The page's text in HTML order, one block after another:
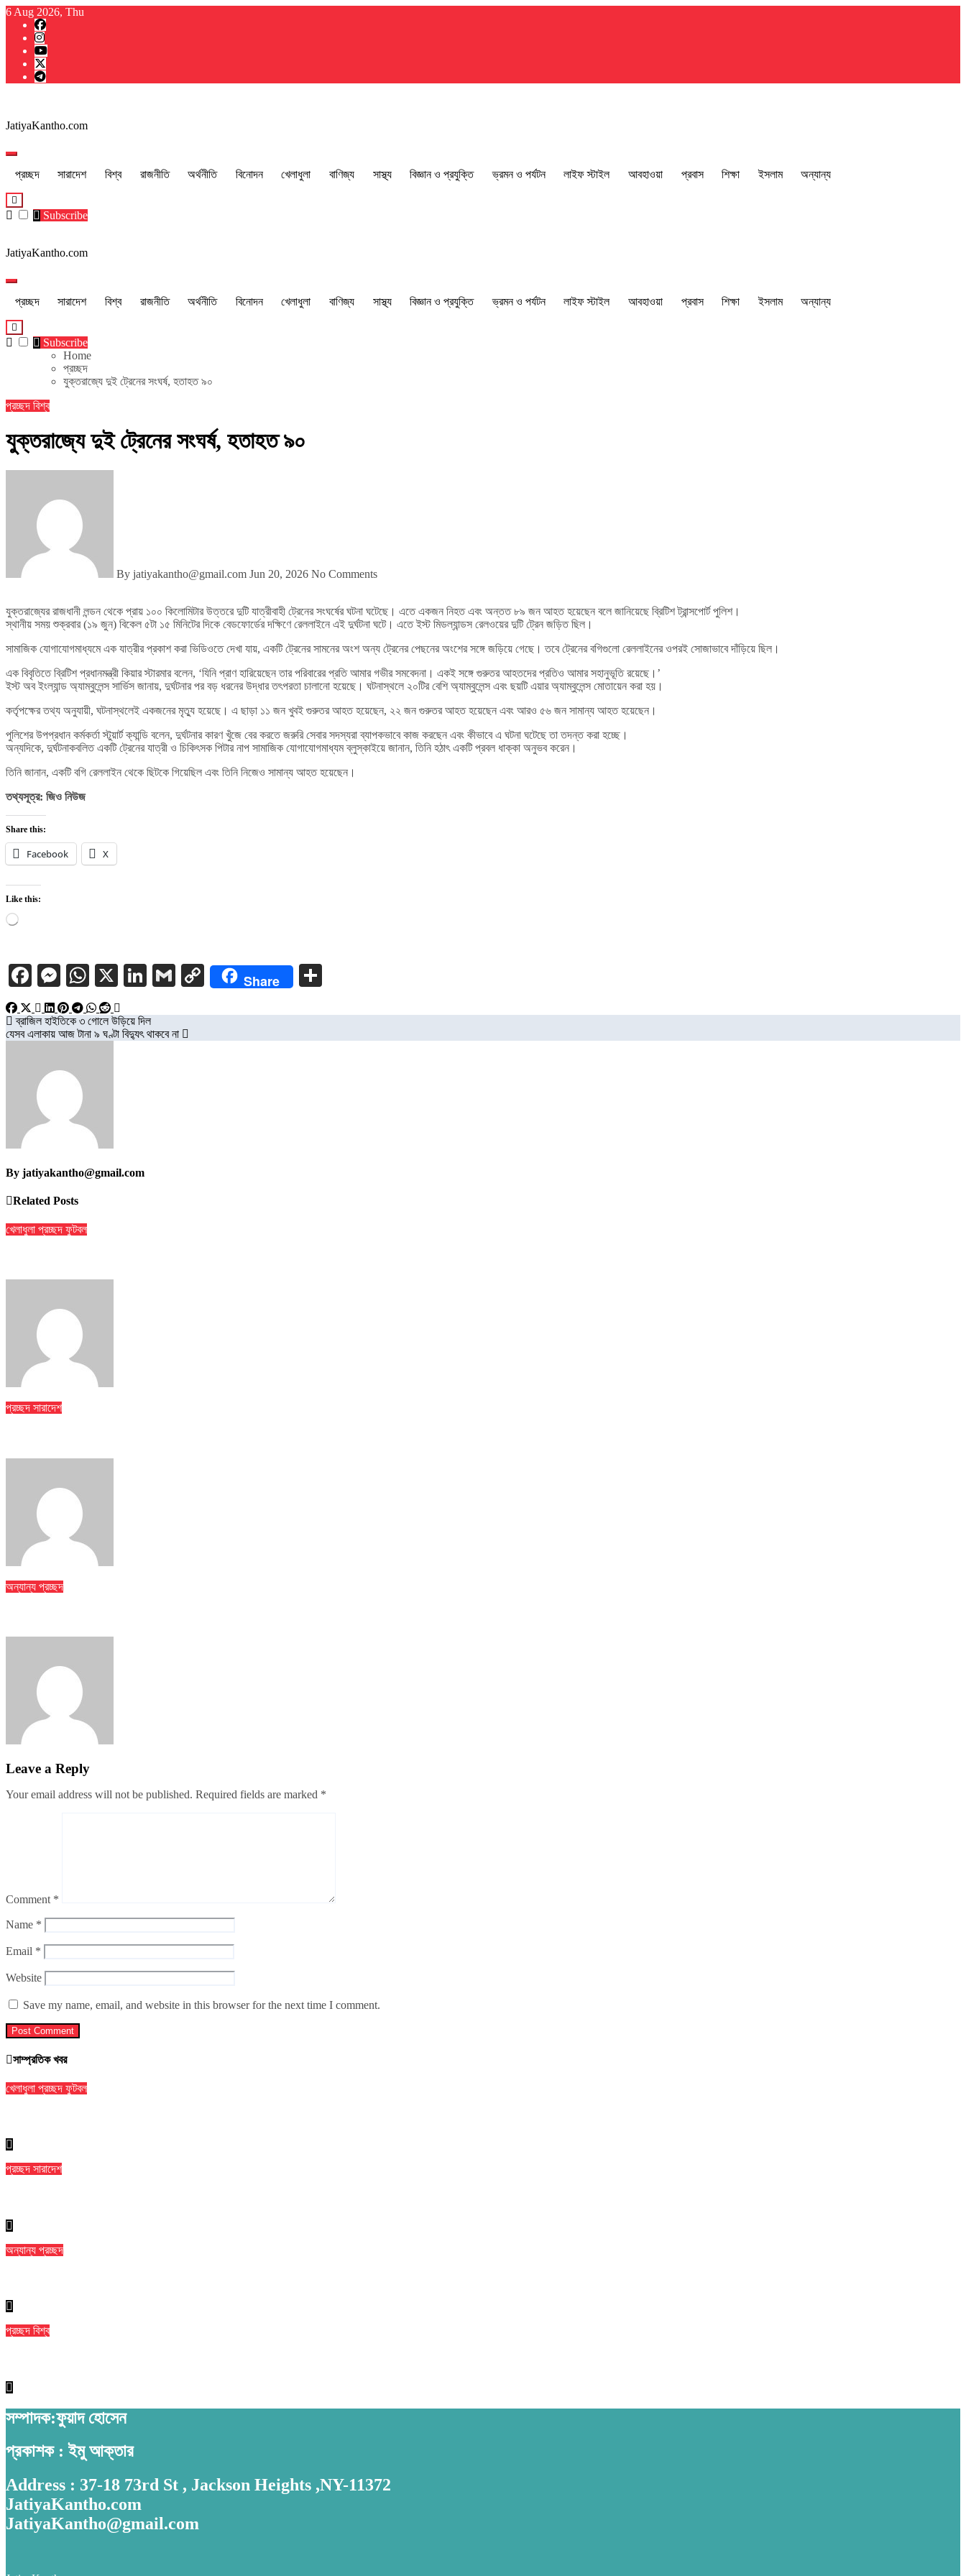
Skip
content
6 Aug 2026, Thu
JatiyaKantho.com
প্রচ্ছদ সারাদেশ বিশ্ব রাজনীতি অর্থনীতি বিনোদন খেলাধুলা বাণিজ্য সাস্থ্য বিজ্ঞান ও প্রযুক্তি ভ্রমন ও পর্যটন লাইফ স্টাইল আবহাওয়া প্রবাস শিক্ষা ইসলাম অন্যান্য
Subscribe
JatiyaKantho.com
প্রচ্ছদ সারাদেশ বিশ্ব রাজনীতি অর্থনীতি বিনোদন খেলাধুলা বাণিজ্য সাস্থ্য বিজ্ঞান ও প্রযুক্তি ভ্রমন ও পর্যটন লাইফ স্টাইল আবহাওয়া প্রবাস শিক্ষা ইসলাম অন্যান্য
Subscribe
Home
প্রচ্ছদ
যুক্তরাজ্যে দুই ট্রেনের সংঘর্ষ, হতাহত ৯০
প্রচ্ছদ বিশ্ব
যুক্তরাজ্যে দুই ট্রেনের সংঘর্ষ, হতাহত ৯০
By jatiyakantho@gmail.com Jun 20, 2026 No Comments
যুক্তরাজ্যের রাজধানী লন্ডন থেকে প্রায় ১০০ কিলোমিটার উত্তরে দুটি যাত্রীবাহী ট্রেনের সংঘর্ষের ঘটনা ঘটেছে। এতে একজন নিহত এবং অন্তত ৮৯ জন আহত হয়েছেন বলে জানিয়েছে ব্রিটিশ ট্রান্সপোর্ট পুলিশ।
স্থানীয় সময় শুক্রবার (১৯ ‍জুন) বিকেল ৫টা ১৫ মিনিটের দিকে বেডফোর্ডের দক্ষিণে রেললাইনে এই দুর্ঘটনা ঘটে। এতে ইস্ট মিডল্যান্ডস রেলওয়ের দুটি ট্রেন জড়িত ছিল।
সামাজিক যোগাযোগমাধ্যমে এক যাত্রীর প্রকাশ করা ভিডিওতে দেখা যায়, একটি ট্রেনের সামনের অংশ অন্য ট্রেনের পেছনের অংশের সঙ্গে জড়িয়ে গেছে। তবে ট্রেনের বগিগুলো রেললাইনের ওপরই সোজাভাবে দাঁড়িয়ে ছিল।
এক বিবৃতিতে ব্রিটিশ প্রধানমন্ত্রী কিয়ার স্টারমার বলেন, ‘যিনি প্রাণ হারিয়েছেন তার পরিবারের প্রতি আমার গভীর সমবেদনা। একই সঙ্গে গুরুতর আহতদের প্রতিও আমার সহানুভূতি রয়েছে।’
ইস্ট অব ইংল্যান্ড অ্যাম্বুলেন্স সার্ভিস জানায়, দুর্ঘটনার পর বড় ধরনের উদ্ধার তৎপরতা চালানো হয়েছে। ঘটনাস্থলে ২০টির বেশি অ্যাম্বুলেন্স এবং ছয়টি এয়ার অ্যাম্বুলেন্স মোতায়েন করা হয়।
কর্তৃপক্ষের তথ্য অনুযায়ী, ঘটনাস্থলেই একজনের মৃত্যু হয়েছে। এ ছাড়া ১১ জন খুবই গুরুতর আহত হয়েছেন, ২২ জন গুরুতর আহত হয়েছেন এবং আরও ৫৬ জন সামান্য আহত হয়েছেন।
পুলিশের উপপ্রধান কর্মকর্তা স্টুয়ার্ট ক্যান্ডি বলেন, দুর্ঘটনার কারণ খুঁজে বের করতে জরুরি সেবার সদস্যরা ব্যাপকভাবে কাজ করছেন এবং কীভাবে এ ঘটনা ঘটেছে তা তদন্ত করা হচ্ছে।
অন্যদিকে, দুর্ঘটনাকবলিত একটি ট্রেনের যাত্রী ও চিকিৎসক পিটার নাপ সামাজিক যোগাযোগমাধ্যম ব্লুস্কাইয়ে জানান, তিনি হঠাৎ একটি প্রবল ধাক্কা অনুভব করেন।
তিনি জানান, একটি বগি রেললাইন থেকে ছিটকে গিয়েছিল এবং তিনি নিজেও সামান্য আহত হয়েছেন।
তথ্যসূত্র: জিও নিউজ
Share this:
Facebook X
Like this:
Loading…
Facebook
Messenger
WhatsApp
X LinkedIn
GmailCopyShare
Post
navigation
ব্রাজিল হাইতিকে ৩ গোলে উড়িয়ে দিল
যেসব এলাকায় আজ টানা ৯ ঘণ্টা বিদ্যুৎ থাকবে না
By jatiyakantho@gmail.com
Related Posts
খেলাধুলা প্রচ্ছদ ফুটবল
প্রচ্ছদ সারাদেশ
অন্যান্য প্রচ্ছদ
Leave a Reply
Your email address will not be published. Required fields are marked *
Comment *
Name *
Email *
Website
Save my name, email, and website in this browser for the next time I comment.
সাম্প্রতিক খবর
খেলাধুলা প্রচ্ছদ ফুটবল
প্রচ্ছদ সারাদেশ
অন্যান্য প্রচ্ছদ
প্রচ্ছদ বিশ্ব
সম্পাদক:ফুয়াদ হোসেন
প্রকাশক : ইমু আক্তার
Address : 37-18 73rd St , Jackson Heights ,NY-11372
JatiyaKantho.com
JatiyaKantho@gmail.com